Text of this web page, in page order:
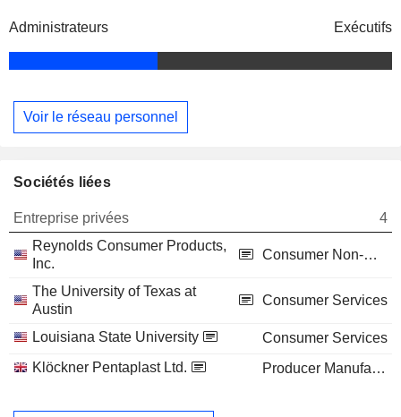
Administrateurs Exécutifs
Voir le réseau personnel
Sociétés liées
Entreprise privées
4
Reynolds Consumer Products,
Inc.
Consumer Non-Durables
The University of Texas at
Austin
Consumer Services
Louisiana State University
Consumer Services
Klöckner Pentaplast Ltd.
Producer Manufacturing